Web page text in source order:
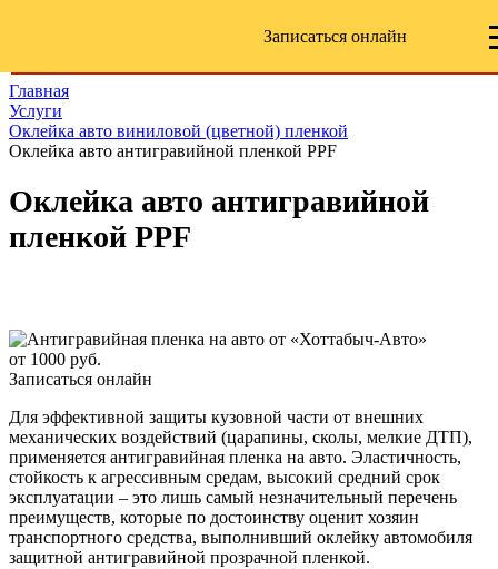
Записаться онлайн
Главная
Услуги
Оклейка авто виниловой (цветной) пленкой
Оклейка авто антигравийной пленкой PPF
Оклейка авто антигравийной
пленкой PPF
от 1000 руб.
Записаться онлайн
Для эффективной защиты кузовной части от внешних
механических воздействий (царапины, сколы, мелкие ДТП),
применяется антигравийная пленка на авто. Эластичность,
стойкость к агрессивным средам, высокий средний срок
эксплуатации – это лишь самый незначительный перечень
преимуществ, которые по достоинству оценит хозяин
транспортного средства, выполнивший оклейку автомобиля
защитной антигравийной прозрачной пленкой.